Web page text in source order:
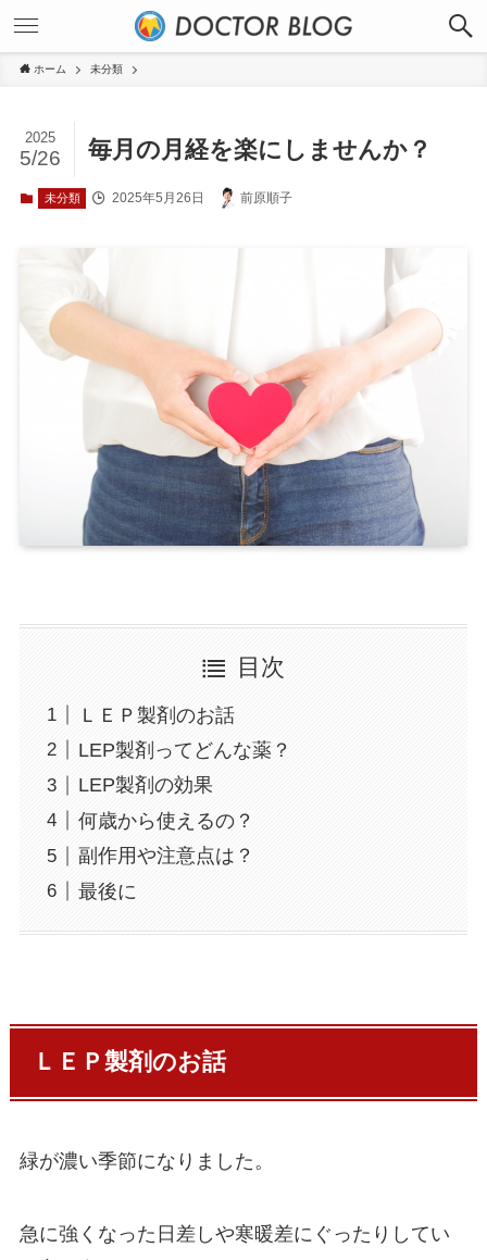
ホーム 未分類
毎月の月経を楽にしませんか？
2025
5/26
未分類 2025年5月26日 前原順子
目次
ＬＥＰ製剤のお話
LEP製剤ってどんな薬？
LEP製剤の効果
何歳から使えるの？
副作用や注意点は？
最後に
ＬＥＰ製剤のお話
緑が濃い季節になりました。
急に強くなった日差しや寒暖差にぐったりしてい